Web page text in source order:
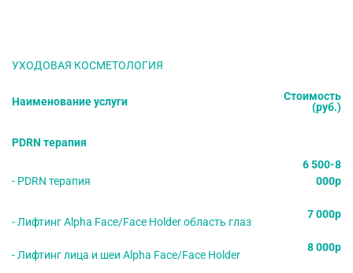
УХОДОВАЯ КОСМЕТОЛОГИЯ
Наименование услуги
Стоимость
(руб.)
PDRN терапия
- PDRN терапия
6 500-8
000р
- Лифтинг Alpha Face/Face Holder область глаз
7 000р
- Лифтинг лица и шеи Alpha Face/Face Holder
8 000р